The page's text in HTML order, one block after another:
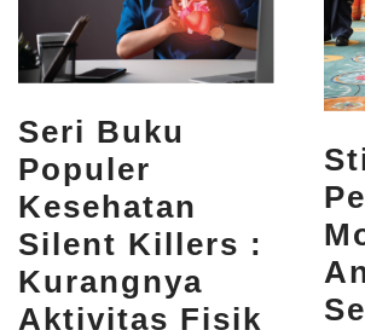
Seri Buku
Populer
Kesehatan
Silent Killers :
Kurangnya
Aktivitas Fisik